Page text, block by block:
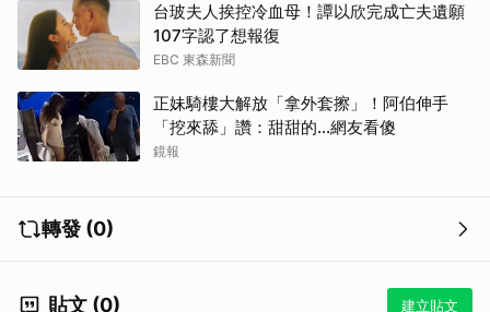
台玻夫人挨控冷血母！譚以欣完成亡夫遺願
107字認了想報復
EBC 東森新聞
正妹騎樓大解放「拿外套擦」！阿伯伸手
「挖來舔」讚：甜甜的...網友看傻
鏡報
轉發 (0)
貼文 (0) 建立貼文